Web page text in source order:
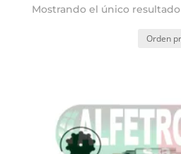
Mostrando el único resultado